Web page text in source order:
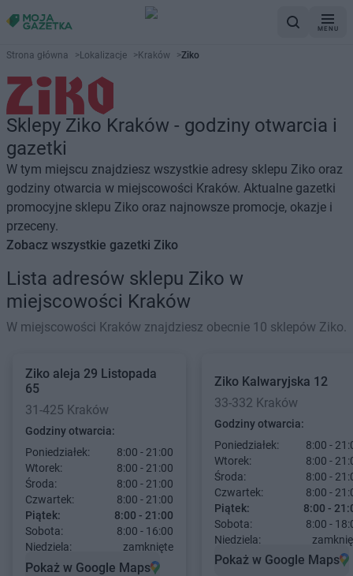
MENU
Strona główna >Lokalizacje >Kraków >Ziko
Sklepy Ziko Kraków - godziny otwarcia i
gazetki
W tym miejscu znajdziesz wszystkie adresy sklepu Ziko oraz
godziny otwarcia w miejscowości Kraków. Aktualne gazetki
promocyjne sklepu Ziko oraz najnowsze promocje, okazje i
przeceny.
Zobacz wszystkie gazetki Ziko
Lista adresów sklepu Ziko w
miejscowości Kraków
W miejscowości Kraków znajdziesz obecnie 10 sklepów Ziko.
Ziko aleja 29 Listopada
65
31-425 Kraków
Godziny otwarcia:
Poniedziałek:
8:00 - 21:00
Wtorek:
8:00 - 21:00
Środa:
8:00 - 21:00
Czwartek:
8:00 - 21:00
Piątek:
8:00 - 21:00
Sobota:
8:00 - 16:00
Niedziela:
zamknięte
Pokaż w Google Maps
Ziko Kalwaryjska 12
33-332 Kraków
Godziny otwarcia:
Poniedziałek:
8:00 -
Wtorek:
8:00 -
Środa:
8:00 -
Czwartek:
8:00 -
Piątek:
8:00 -
Sobota:
8:00 -
Niedziela:
Pokaż w Google Maps